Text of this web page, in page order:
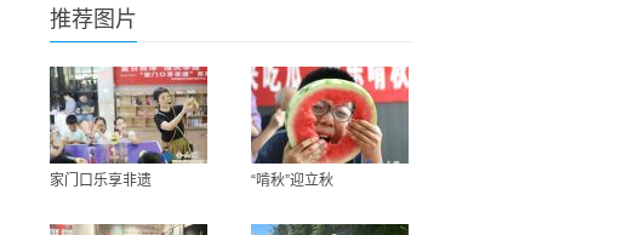
推荐图片
家门口乐享非遗 “啃秋”迎立秋